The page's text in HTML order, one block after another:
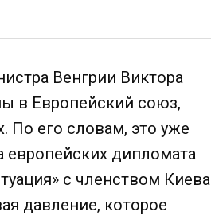
Венгрии Виктора
в Европейский союз,
По его словам, это уже
дипломата
с членством Киева
давление, которое